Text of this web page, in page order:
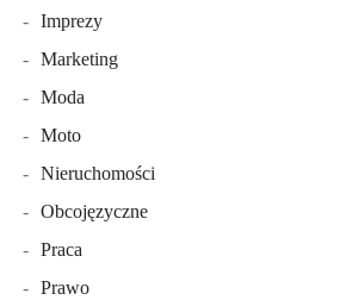
Imprezy
Marketing
Moda
Moto
Nieruchomości
Obcojęzyczne
Praca
Prawo